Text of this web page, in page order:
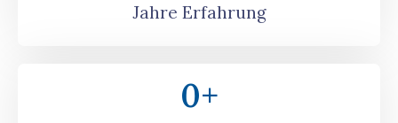
Jahre Erfahrung
0+